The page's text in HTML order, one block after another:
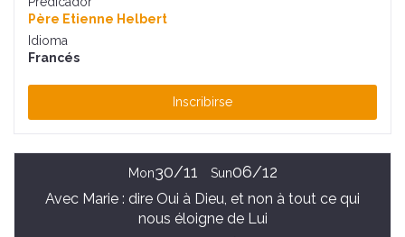
Père Etienne Helbert
Idioma
Francés
Inscribirse
Mon30/11 Sun06/12
Avec Marie : dire Oui à Dieu, et non à tout ce qui
nous éloigne de Lui